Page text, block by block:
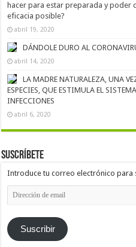
hacer para estar preparada y poder
eficacia posible?
abril 19, 2020
DÁNDOLE DURO AL
abril 14, 2020
LA MADRE NATURALEZA, UNA
ESPECIES, QUE ESTIMULA EL
INFECCIONES
abril 6, 2020
Suscríbete
Introduce tu correo electrónico para
Dirección
de
Suscribir